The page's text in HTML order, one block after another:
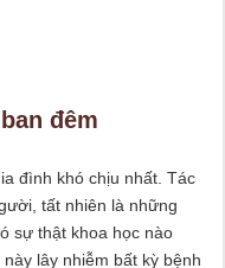
đêm
đình khó chịu nhất. Tác
tất nhiên là những
sự thật khoa học nào
lây nhiễm bất kỳ bệnh